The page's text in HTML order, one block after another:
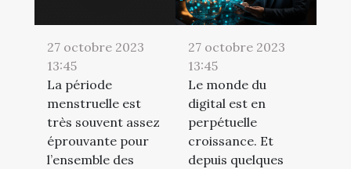
27 octobre 2023
13:45
La période
menstruelle est
très souvent assez
éprouvante pour
l’ensemble des
27 octobre 2023
13:45
Le monde du
digital est en
perpétuelle
croissance. Et
depuis quelques